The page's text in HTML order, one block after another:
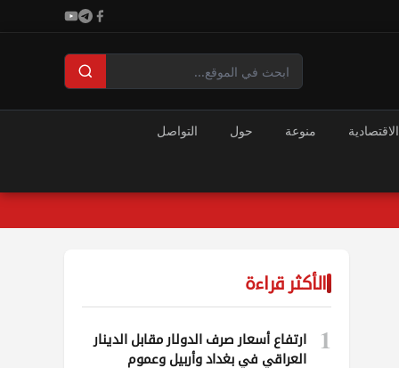
منوعة حول التواصل
الأكثر قراءة
1
ارتفاع أسعار صرف الدولار مقابل الدينار
العراقي في بغداد وأربيل وعموم